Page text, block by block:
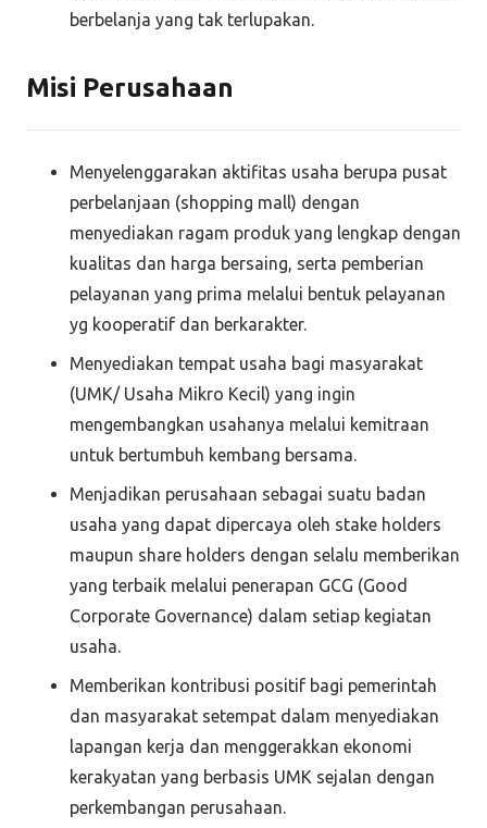
berbelanja yang tak terlupakan.
Misi Perusahaan
Menyelenggarakan aktifitas usaha berupa pusat
perbelanjaan (shopping mall) dengan
menyediakan ragam produk yang lengkap dengan
kualitas dan harga bersaing, serta pemberian
pelayanan yang prima melalui bentuk pelayanan
yg kooperatif dan berkarakter.
Menyediakan tempat usaha bagi masyarakat
(UMK/ Usaha Mikro Kecil) yang ingin
mengembangkan usahanya melalui kemitraan
untuk bertumbuh kembang bersama.
Menjadikan perusahaan sebagai suatu badan
usaha yang dapat dipercaya oleh stake holders
maupun share holders dengan selalu memberikan
yang terbaik melalui penerapan GCG (Good
Corporate Governance) dalam setiap kegiatan
usaha.
Memberikan kontribusi positif bagi pemerintah
dan masyarakat setempat dalam menyediakan
lapangan kerja dan menggerakkan ekonomi
kerakyatan yang berbasis UMK sejalan dengan
perkembangan perusahaan.